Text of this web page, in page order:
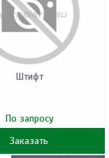
Штифт
По запросу
Заказать